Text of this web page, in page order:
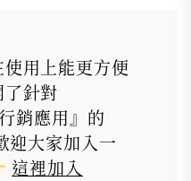
用上能更方便
針對
銷應用』的
迎大家加入一
這裡加入